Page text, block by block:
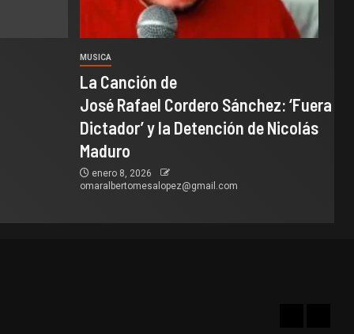
MUSICA
La Canción de
José Rafael Cordero Sánchez: ‘Fuera
Dictador’ y la Detención de Nicolás
Maduro
enero 8, 2026
omaralbertomesalopez@gmail.com